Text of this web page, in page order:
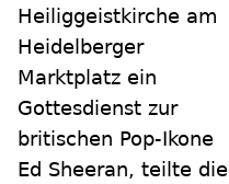
Heiliggeistkirche am
Heidelberger
Marktplatz ein
Gottesdienst zur
britischen Pop-Ikone
Ed Sheeran, teilte die